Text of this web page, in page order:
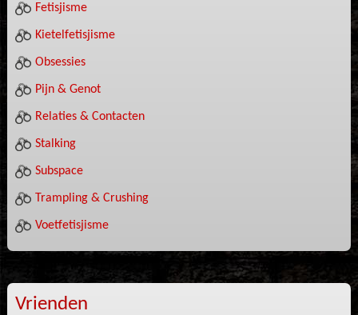
Fetisjisme
Kietelfetisjisme
Obsessies
Pijn & Genot
Relaties & Contacten
Stalking
Subspace
Trampling & Crushing
Voetfetisjisme
Vrienden